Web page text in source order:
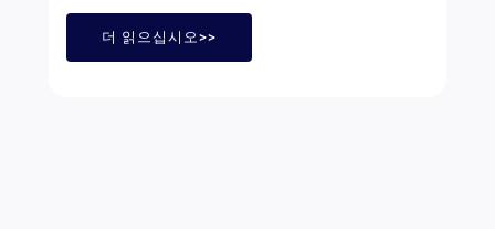
더 읽으십시오>>